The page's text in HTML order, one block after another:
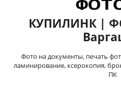
КУПИЛИНК |
Фото на документы, печать
ламинирование, ксерокопия,
ПК